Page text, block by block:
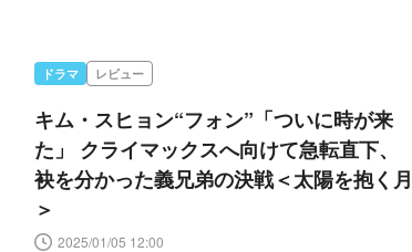
ドラマ レビュー
キム・スヒョン“フォン”「ついに時が来
た」 クライマックスへ向けて急転直下、
袂を分かった義兄弟の決戦＜太陽を抱く月
＞
2025/01/05 12:00